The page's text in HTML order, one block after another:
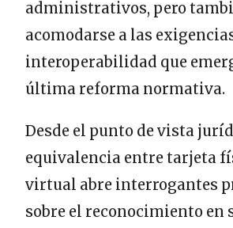
administrativos, pero
acomodarse a las
interoperabilidad que
última reforma normativa.
Desde el punto de vista
equivalencia entre tarjeta
virtual abre interrogantes
sobre el reconocimiento en